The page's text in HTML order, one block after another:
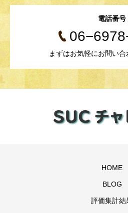
電話番号
まずはお気軽にお問い合
HOME
BLOG
評価集計結